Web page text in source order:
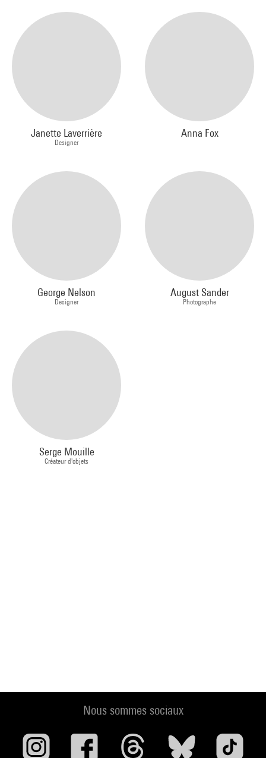
Janette Laverrière
Designer
Anna Fox
George Nelson
Designer
August Sander
Photographe
Serge Mouille
Créateur d'objets
Nous sommes sociaux